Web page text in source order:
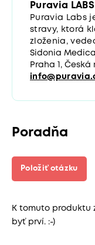
Puravia LABS
Puravia Labs
stravy, ktorá
zloženia,
Sidonia Medica,
Praha 1,
Poradňa
Položiť otázku
K tomuto produktu
byť prví. :-)